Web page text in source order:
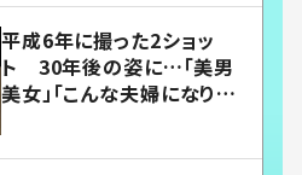
平成6年に撮った2ショッ
ト 30年後の姿に…「美男
美女」「こんな夫婦になりた